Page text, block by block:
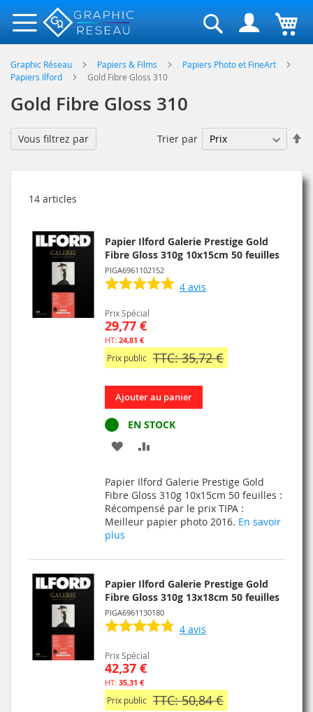
Rechercher
Graphic Réseau Papiers & Films
Papiers Photo et FineArt
Papiers Ilford
Gold Fibre Gloss 310
Gold Fibre Gloss 310
14 articles
Trier par
Papier Ilford Galerie Prestige Gold
Fibre Gloss 310g 10x15cm 50 feuilles
PIGA6961102152
4 avis
Prix Spécial
29,77 €
24,81 €
Prix public TTC: 35,72 €
Ajouter au panier
EN STOCK
AJOUTER
MA
LISTE
D’ENVIE
COMPARATEUR
Papier Ilford Galerie Prestige Gold
Fibre Gloss 310g 10x15cm 50 feuilles :
Récompensé par le prix TIPA :
Meilleur papier photo 2016. En savoir
plus
Papier Ilford Galerie Prestige Gold
Fibre Gloss 310g 13x18cm 50 feuilles
PIGA6961130180
4 avis
Prix Spécial
42,37 €
35,31 €
Prix public TTC: 50,84 €
Vous filtrez par